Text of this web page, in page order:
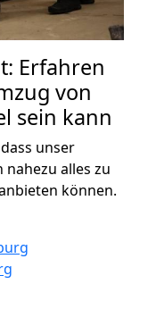
Erfahren
von
sein kann
unser
alles zu
können.